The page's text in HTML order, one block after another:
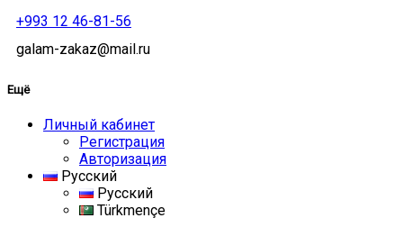
+993 12 46-81-56
galam-zakaz@mail.ru
Ещё
Личный кабинет
Регистрация
Авторизация
Русский
Русский
Türkmençe